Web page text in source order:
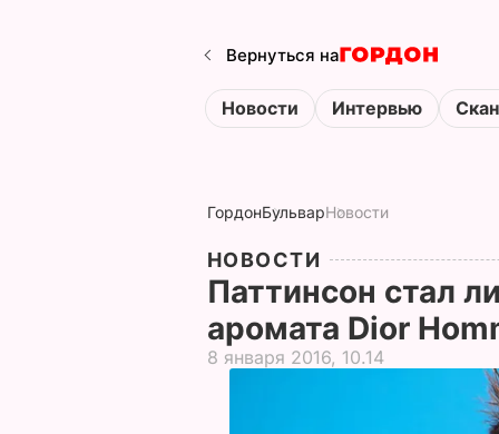
Вернуться на
Новости Интервью
ГордонБульварНовости
НОВОСТИ
Паттинсон стал
аромата Dior
8 января 2016, 10.14